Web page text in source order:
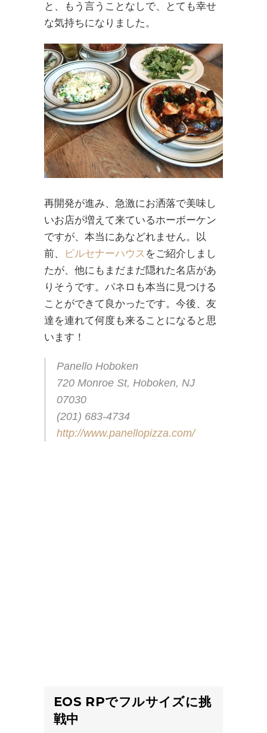
と、もう言うことなしで、とても幸せ
な気持ちになりました。
再開発が進み、急激にお洒落で美味し
いお店が増えて来ているホーボーケン
ですが、本当にあなどれません。以
前、
ピルセナーハウス をご紹介しまし
たが、他にもまだまだ隠れた名店があ
りそうです。パネロも本当に見つける
ことができて良かったです。今後、友
達を連れて何度も来ることになると思
います！
Panello Hoboken
720 Monroe St, Hoboken, NJ
07030
(201) 683-4734
http://www.panellopizza.com/
EOS RPでフルサイズに挑
戦中